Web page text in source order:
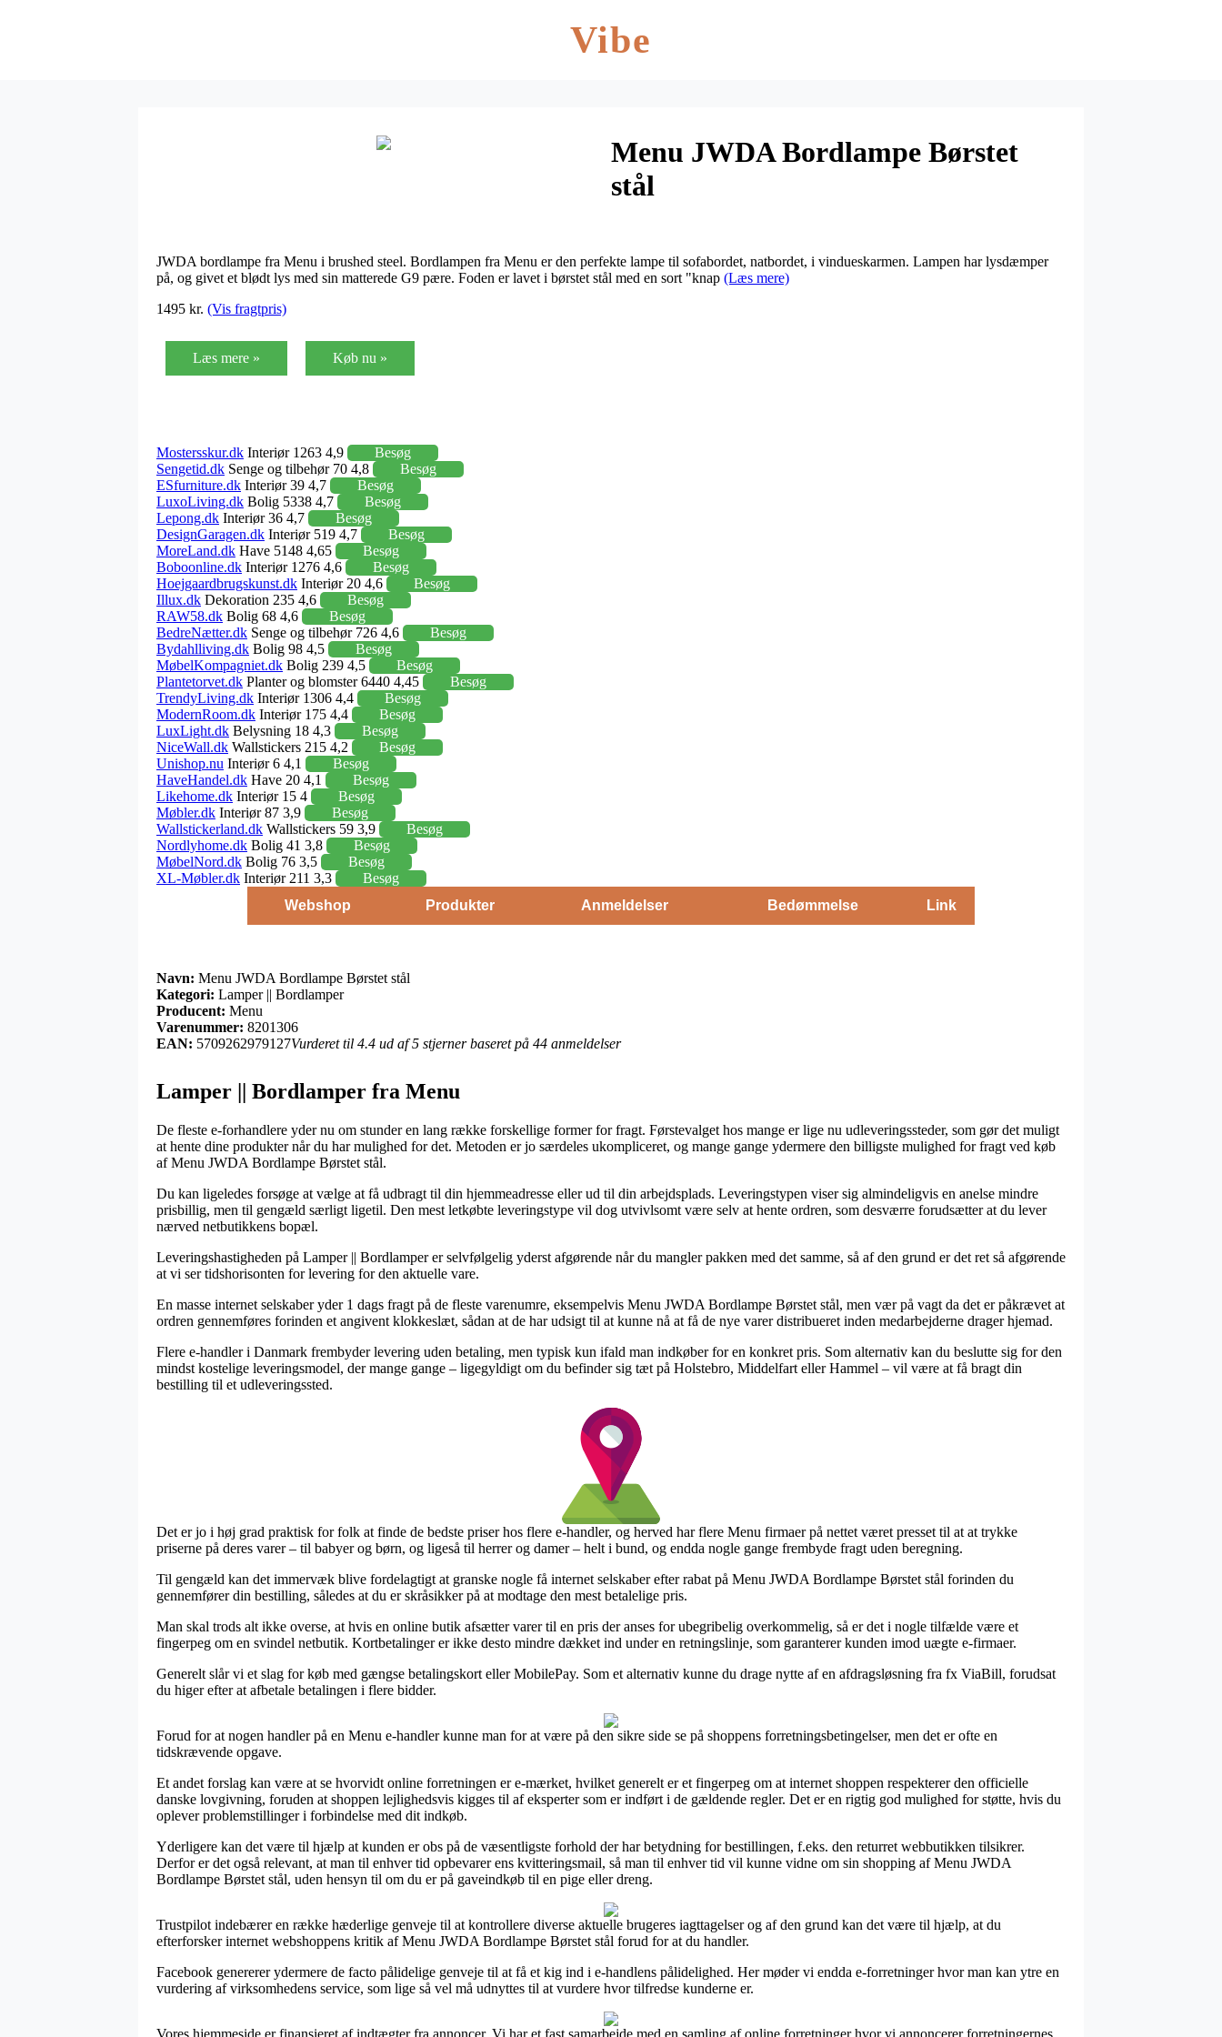
Vibe
Menu JWDA Bordlampe Børstet
stål
JWDA bordlampe fra Menu i brushed steel. Bordlampen fra Menu er den perfekte lampe til sofabordet, natbordet, i vindueskarmen. Lampen har lysdæmper
på, og givet et blødt lys med sin matterede G9 pære. Foden er lavet i børstet stål med en sort "knap (Læs mere)
1495 kr. (Vis fragtpris)
Læs mere » Køb nu »
Mostersskur.dk Interiør 1263 4,9
Besøg
Sengetid.dk Senge og tilbehør 70 4,8
Besøg
ESfurniture.dk Interiør 39 4,7
Besøg
LuxoLiving.dk Bolig 5338 4,7
Besøg
Lepong.dk Interiør 36 4,7
Besøg
DesignGaragen.dk Interiør 519 4,7
Besøg
MoreLand.dk Have 5148 4,65
Besøg
Boboonline.dk Interiør 1276 4,6
Besøg
Hoejgaardbrugskunst.dk Interiør 20 4,6
Besøg
Illux.dk Dekoration 235 4,6
Besøg
RAW58.dk Bolig 68 4,6
Besøg
BedreNætter.dk Senge og tilbehør 726 4,6
Besøg
Bydahlliving.dk Bolig 98 4,5
Besøg
MøbelKompagniet.dk Bolig 239 4,5
Besøg
Plantetorvet.dk Planter og blomster 6440 4,45
Besøg
TrendyLiving.dk Interiør 1306 4,4
Besøg
ModernRoom.dk Interiør 175 4,4
Besøg
LuxLight.dk Belysning 18 4,3
Besøg
NiceWall.dk Wallstickers 215 4,2
Besøg
Unishop.nu Interiør 6 4,1
Besøg
HaveHandel.dk Have 20 4,1
Besøg
Likehome.dk Interiør 15 4
Besøg
Møbler.dk Interiør 87 3,9
Besøg
Wallstickerland.dk Wallstickers 59 3,9
Besøg
Nordlyhome.dk Bolig 41 3,8
Besøg
MøbelNord.dk Bolig 76 3,5
Besøg
XL-Møbler.dk Interiør 211 3,3
Besøg
Webshop
Produkter Anmeldelser Bedømmelse Link
Navn: Menu JWDA Bordlampe Børstet stål
Kategori: Lamper || Bordlamper
Producent: Menu
Varenummer: 8201306
EAN: 5709262979127Vurderet til 4.4 ud af 5 stjerner baseret på 44 anmeldelser
Lamper || Bordlamper fra Menu
De fleste e-forhandlere yder nu om stunder en lang række forskellige former for fragt. Førstevalget hos mange er lige nu udleveringssteder, som gør det muligt
at hente dine produkter når du har mulighed for det. Metoden er jo særdeles ukompliceret, og mange gange ydermere den billigste mulighed for fragt ved køb
af Menu JWDA Bordlampe Børstet stål.
Du kan ligeledes forsøge at vælge at få udbragt til din hjemmeadresse eller ud til din arbejdsplads. Leveringstypen viser sig almindeligvis en anelse mindre
prisbillig, men til gengæld særligt ligetil. Den mest letkøbte leveringstype vil dog utvivlsomt være selv at hente ordren, som desværre forudsætter at du lever
nærved netbutikkens bopæl.
Leveringshastigheden på Lamper || Bordlamper er selvfølgelig yderst afgørende når du mangler pakken med det samme, så af den grund er det ret så afgørende
at vi ser tidshorisonten for levering for den aktuelle vare.
En masse internet selskaber yder 1 dags fragt på de fleste varenumre, eksempelvis Menu JWDA Bordlampe Børstet stål, men vær på vagt da det er påkrævet at
ordren gennemføres forinden et angivent klokkeslæt, sådan at de har udsigt til at kunne nå at få de nye varer distribueret inden medarbejderne drager hjemad.
Flere e-handler i Danmark frembyder levering uden betaling, men typisk kun ifald man indkøber for en konkret pris. Som alternativ kan du beslutte sig for den
mindst kostelige leveringsmodel, der mange gange – ligegyldigt om du befinder sig tæt på Holstebro, Middelfart eller Hammel – vil være at få bragt din
bestilling til et udleveringssted.
Det er jo i høj grad praktisk for folk at finde de bedste priser hos flere e-handler, og herved har flere Menu firmaer på nettet været presset til at at trykke
priserne på deres varer – til babyer og børn, og ligeså til herrer og damer – helt i bund, og endda nogle gange frembyde fragt uden beregning.
Til gengæld kan det immervæk blive fordelagtigt at granske nogle få internet selskaber efter rabat på Menu JWDA Bordlampe Børstet stål forinden du
gennemfører din bestilling, således at du er skråsikker på at modtage den mest betalelige pris.
Man skal trods alt ikke overse, at hvis en online butik afsætter varer til en pris der anses for ubegribelig overkommelig, så er det i nogle tilfælde være et
fingerpeg om en svindel netbutik. Kortbetalinger er ikke desto mindre dækket ind under en retningslinje, som garanterer kunden imod uægte e-firmaer.
Generelt slår vi et slag for køb med gængse betalingskort eller MobilePay. Som et alternativ kunne du drage nytte af en afdragsløsning fra fx ViaBill, forudsat
du higer efter at afbetale betalingen i flere bidder.
Forud for at nogen handler på en Menu e-handler kunne man for at være på den sikre side se på shoppens forretningsbetingelser, men det er ofte en
tidskrævende opgave.
Et andet forslag kan være at se hvorvidt online forretningen er e-mærket, hvilket generelt er et fingerpeg om at internet shoppen respekterer den officielle
danske lovgivning, foruden at shoppen lejlighedsvis kigges til af eksperter som er indført i de gældende regler. Det er en rigtig god mulighed for støtte, hvis du
oplever problemstillinger i forbindelse med dit indkøb.
Yderligere kan det være til hjælp at kunden er obs på de væsentligste forhold der har betydning for bestillingen, f.eks. den returret webbutikken tilsikrer.
Derfor er det også relevant, at man til enhver tid opbevarer ens kvitteringsmail, så man til enhver tid vil kunne vidne om sin shopping af Menu JWDA
Bordlampe Børstet stål, uden hensyn til om du er på gaveindkøb til en pige eller dreng.
Trustpilot indebærer en række hæderlige genveje til at kontrollere diverse aktuelle brugeres iagttagelser og af den grund kan det være til hjælp, at du
efterforsker internet webshoppens kritik af Menu JWDA Bordlampe Børstet stål forud for at du handler.
Facebook genererer ydermere de facto pålidelige genveje til at få et kig ind i e-handlens pålidelighed. Her møder vi endda e-forretninger hvor man kan ytre en
vurdering af virksomhedens service, som lige så vel må udnyttes til at vurdere hvor tilfredse kunderne er.
Vores hjemmeside er finansieret af indtægter fra annoncer. Vi har et fast samarbejde med en samling af online forretninger hvor vi annoncerer forretningernes